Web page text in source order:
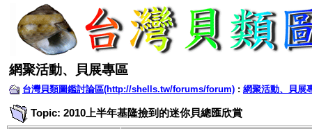
網聚活動、貝展專區
台灣貝類圖鑑討論區(http://shells.tw/forums/forum) : 網聚活動、貝展
Topic: 2010上半年基隆撿到的迷你貝總匯欣賞